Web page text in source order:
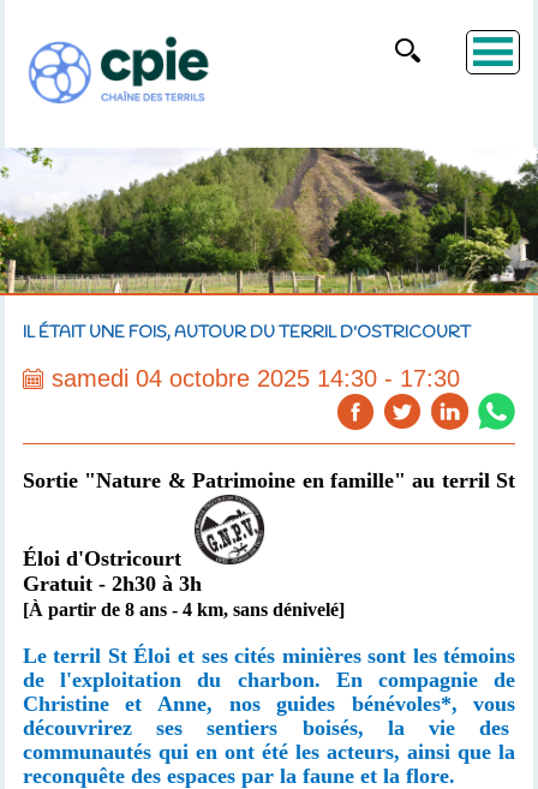
IL ÉTAIT UNE FOIS, AUTOUR DU TERRIL D'OSTRICOURT
samedi 04 octobre 2025 14:30 - 17:30
Sortie "Nature & Patrimoine en famille" au terril St
Éloi d'Ostricourt
Gratuit - 2h30 à 3h
[À partir de 8 ans - 4 km, sans dénivelé]
Le terril St Éloi et ses cités minières sont les témoins
de l'exploitation du charbon. En compagnie de
Christine et Anne, nos guides bénévoles*, vous
découvrirez ses sentiers boisés, la vie des
communautés qui en ont été les acteurs, ainsi que la
reconquête des espaces par la faune et la flore.